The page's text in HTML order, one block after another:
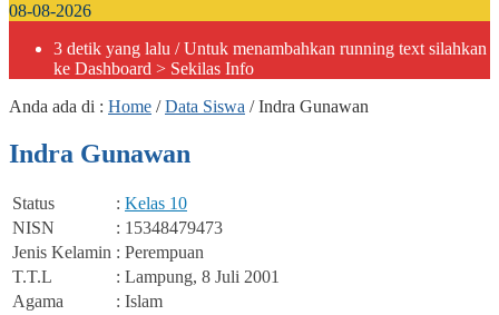
08-08-2026
3 detik yang lalu / Untuk menambahkan running text silahkan
ke Dashboard > Sekilas Info
Anda ada di : Home /Data Siswa /Indra Gunawan
Indra Gunawan
Status : Kelas 10
NISN
: 15348479473
Jenis Kelamin : Perempuan
T.T.L
: Lampung, 8 Juli 2001
Agama
: Islam